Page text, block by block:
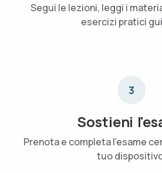
Segui le lezioni, leggi i
esercizi pratici
3
Sostieni
Prenota e completa l'esame
tuo